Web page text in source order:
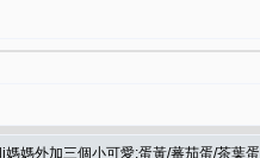
媽外加三個小可愛:蛋黃/蕃茄蛋/茶葉蛋